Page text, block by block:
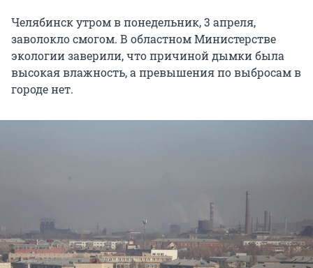
Челябинск утром в понедельник, 3 апреля,
заволокло смогом. В областном Министерстве
экологии заверили, что причиной дымки была
высокая влажность, а превышения по выбросам в
городе нет.